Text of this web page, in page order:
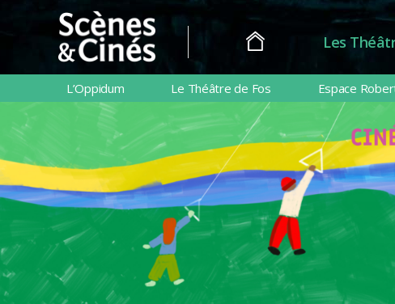
Scènes
&
Cinés
Les
L’Oppidum Le Théâtre de Fos Espace